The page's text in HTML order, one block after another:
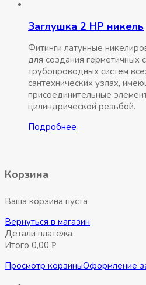
Заглушка 2 НР никель
Фитинги латунные
для создания герметичных
трубопроводных систем
сантехнических узлах,
присоединительные
цилиндрической резьбой.
Подробнее
Корзина
Ваша корзина пуста
Вернуться в магазин
Детали платежа
Итого 0,00 Р
Просмотр корзиныОформление